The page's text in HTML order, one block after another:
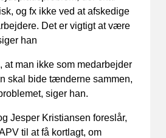
og fx ikke ved at afskedige
Det er vigtigt at være
han
at man ikke som medarbejder
skal bide tænderne sammen,
siger han.
Jesper Kristiansen foreslår,
til at få kortlagt, om